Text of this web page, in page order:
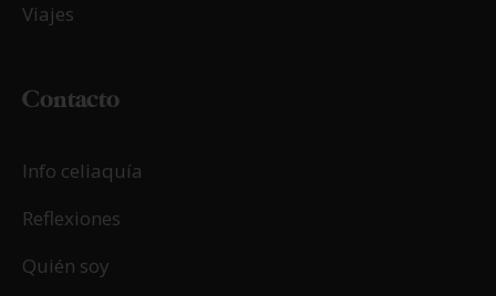
Viajes
Contacto
Info celiaquía
Reflexiones
Quién soy